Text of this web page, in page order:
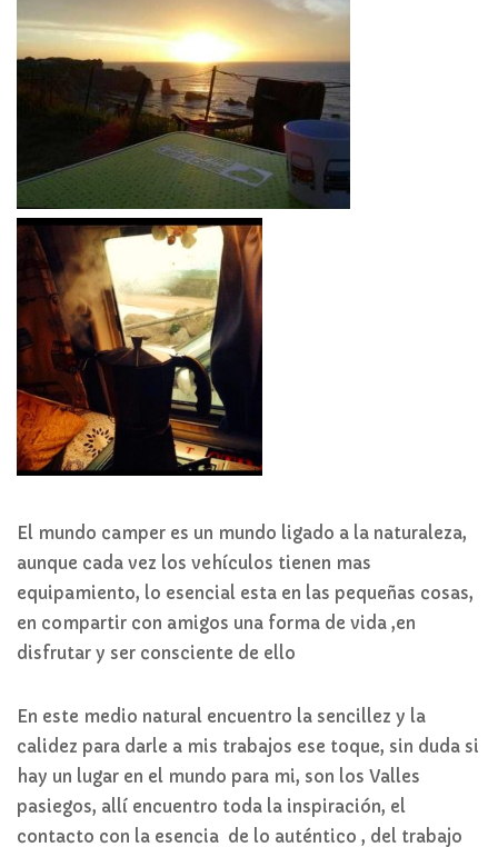
El mundo camper es un mundo ligado a la naturaleza,
aunque cada vez los vehículos tienen mas
equipamiento, lo esencial esta en las pequeñas cosas,
en compartir con amigos una forma de vida ,en
disfrutar y ser consciente de ello
En este medio natural encuentro la sencillez y la
calidez para darle a mis trabajos ese toque, sin duda si
hay un lugar en el mundo para mi, son los Valles
pasiegos, allí encuentro toda la inspiración, el
contacto con la esencia de lo auténtico , del trabajo